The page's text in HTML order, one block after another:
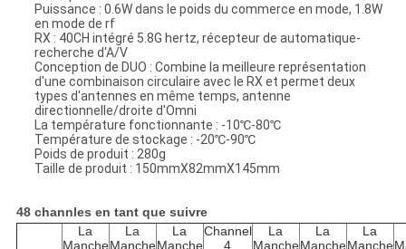
Puissance : 0.6W dans le poids du commerce en mode, 1.8W
en mode de rf
RX : 40CH intégré 5.8G hertz, récepteur de automatique-
recherche d'A/V
Conception de DUO : Combine la meilleure représentation
d'une combinaison circulaire avec le RX et permet deux
types d'antennes en même temps, antenne
directionnelle/droite d'Omni
La température fonctionnante : -10℃-80℃
Température de stockage : -20℃-90℃
Poids de produit : 280g
Taille de produit : 150mmX82mmX145mm
48 channles en tant que suivre
La
Manche
La
Manche
La
Manche
Channel
4
La
Manche
La
Manche
La
Manche